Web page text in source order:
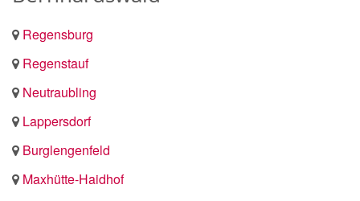
Regensburg
Regenstauf
Neutraubling
Lappersdorf
Burglengenfeld
Maxhütte-Haidhof